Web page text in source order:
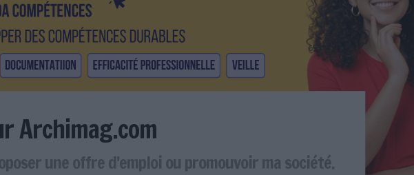
Archimag.com
une offre d'emploi ou promouvoir ma société.